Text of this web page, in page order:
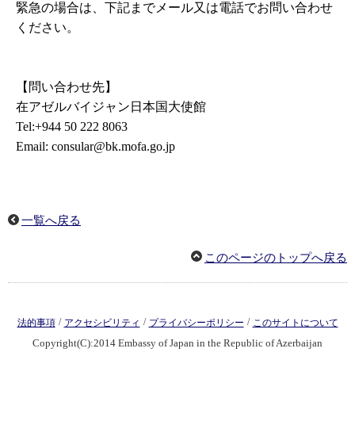
緊急の場合は、下記までメール又は電話でお問い合わせ
ください。
【問い合わせ先】
在アゼルバイジャン日本国大使館
Tel:+944 50 222 8063
Email: consular@bk.mofa.go.jp
一覧へ戻る
このページのトップへ戻る
法的事項 / アクセシビリティ / プライバシーポリシー / このサイトについて
Copyright(C):2014 Embassy of Japan in the Republic of Azerbaijan